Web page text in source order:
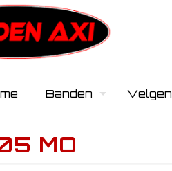
Banden Velgen
MO